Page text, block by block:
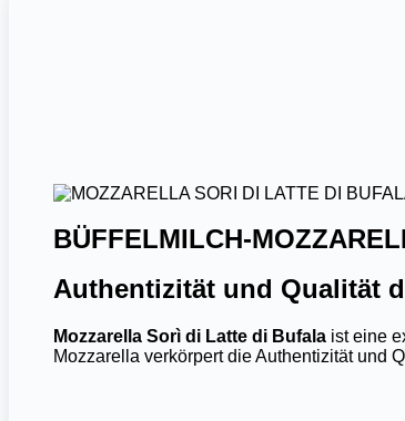
BÜFFELMILCH-
Authentizität und Qualität
Mozzarella Sorì di Latte di Bufala ist eine
Mozzarella verkörpert die Authentizität und